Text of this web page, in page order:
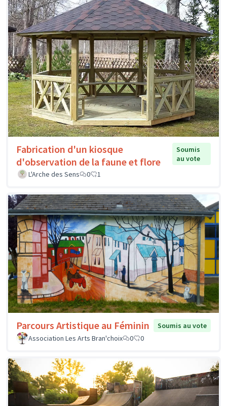
Fabrication d'un kiosque
d'observation de la faune et flore
Soumis
au vote
L'Arche des Sens
0 1
Parcours Artistique au Féminin
Soumis au vote
Association Les Arts Bran'choix
0 0